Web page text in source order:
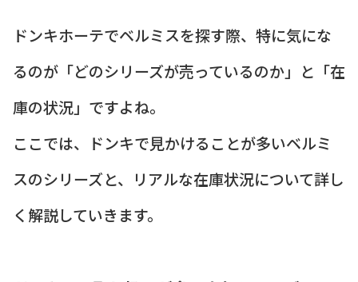
ドンキホーテでベルミスを探す際、特に気にな
るのが「どのシリーズが売っているのか」と「在
庫の状況」ですよね。
ここでは、ドンキで見かけることが多いベルミ
スのシリーズと、リアルな在庫状況について詳し
く解説していきます。